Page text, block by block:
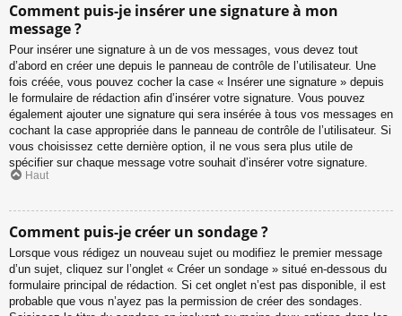
Comment puis-je insérer une signature à mon
message ?
Pour insérer une signature à un de vos messages, vous devez tout
d’abord en créer une depuis le panneau de contrôle de l’utilisateur. Une
fois créée, vous pouvez cocher la case « Insérer une signature » depuis
le formulaire de rédaction afin d’insérer votre signature. Vous pouvez
également ajouter une signature qui sera insérée à tous vos messages en
cochant la case appropriée dans le panneau de contrôle de l’utilisateur. Si
vous choisissez cette dernière option, il ne vous sera plus utile de
spécifier sur chaque message votre souhait d’insérer votre signature.
Haut
Comment puis-je créer un sondage ?
Lorsque vous rédigez un nouveau sujet ou modifiez le premier message
d’un sujet, cliquez sur l’onglet « Créer un sondage » situé en-dessous du
formulaire principal de rédaction. Si cet onglet n’est pas disponible, il est
probable que vous n’ayez pas la permission de créer des sondages.